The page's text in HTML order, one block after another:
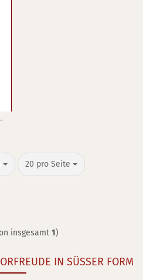
20 pro Seite
pro Seite
insgesamt 1)
IN SÜSSER FORM